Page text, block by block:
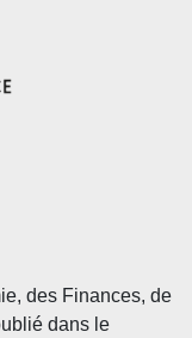
des Finances, de
dans le